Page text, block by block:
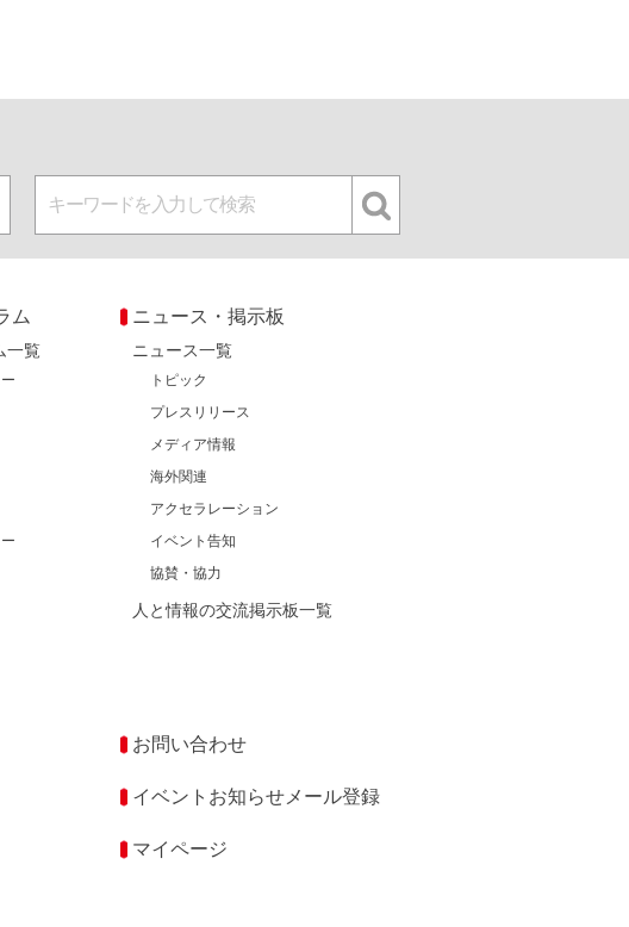
ム
一覧
ニュース・掲示板
ニュース一覧
トピック
プレスリリース
メディア情報
海外関連
アクセラレーション
イベント告知
協賛・協力
人と情報の交流掲示板一覧
お問い合わせ
イベントお知らせメール登録
マイページ